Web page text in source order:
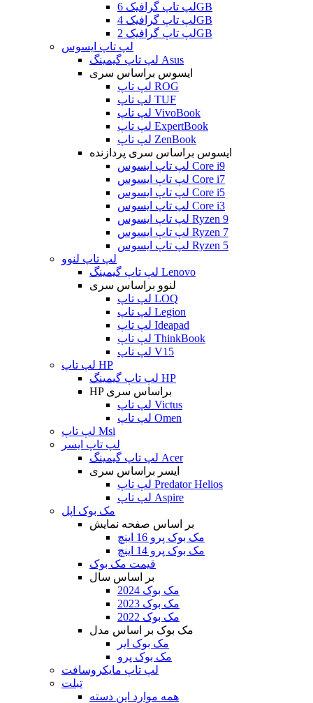
لپ تاپ گرافیک 6GB
لپ تاپ گرافیک 4GB
لپ تاپ گرافیک 2GB
لپ تاپ ایسوس
لپ تاپ گیمینگ Asus
ایسوس براساس سری
لپ تاپ ROG
لپ تاپ TUF
لپ تاپ VivoBook
لپ تاپ ExpertBook
لپ تاپ ZenBook
ایسوس براساس سری پردازنده
لپ تاپ ایسوس Core i9
لپ تاپ ایسوس Core i7
لپ تاپ ایسوس Core i5
لپ تاپ ایسوس Core i3
لپ تاپ ایسوس Ryzen 9
لپ تاپ ایسوس Ryzen 7
لپ تاپ ایسوس Ryzen 5
لپ تاپ لنوو
لپ تاپ گیمینگ Lenovo
لنوو براساس سری
لپ تاپ LOQ
لپ تاپ Legion
لپ تاپ Ideapad
لپ تاپ ThinkBook
لپ تاپ V15
لپ تاپ HP
لپ تاپ گیمینگ HP
HP براساس سری
لپ تاپ Victus
لپ تاپ Omen
لپ تاپ Msi
لپ تاپ ایسر
لپ تاپ گیمینگ Acer
ایسر براساس سری
لپ تاپ Predator Helios
لپ تاپ Aspire
مک بوک اپل
بر اساس صفحه نمایش
مک بوک پرو 16 اینچ
مک بوک پرو 14 اینچ
قیمت مک بوک
بر اساس سال
مک بوک 2024
مک بوک 2023
مک بوک 2022
مک بوک بر اساس مدل
مک بوک ایر
مک بوک پرو
لپ تاپ مایکروسافت
تبلت
همه موارد این دسته